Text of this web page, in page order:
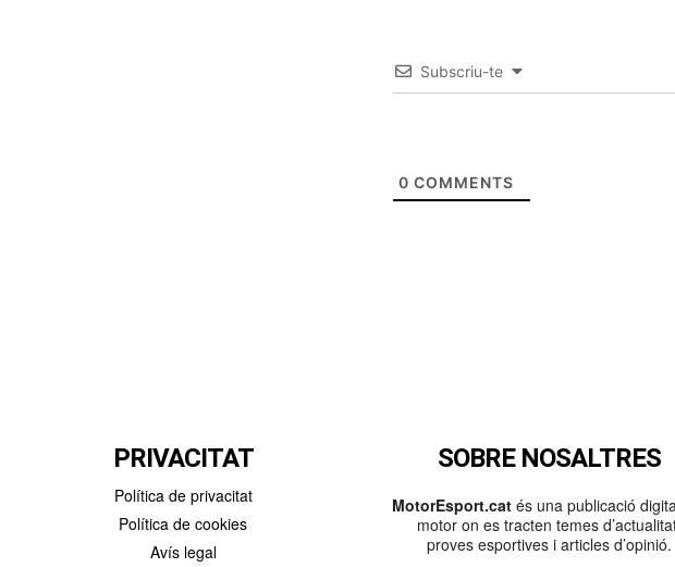
Subscriu-te
0 COMMENTS
PRIVACITAT
Política de privacitat
Política de cookies
Avís legal
SOBRE NOSALTRES
MotorEsport.cat és una publicació
motor on es tracten temes
proves esportives i articles d’opinió.